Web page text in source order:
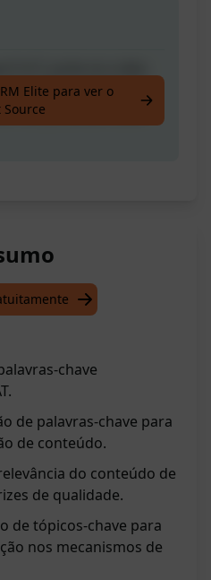
artigo para você.
de palavras-chave
Elite para ver o
chave
de palavras-chave para
de conteúdo.
do conteúdo de
de qualidade.
de tópicos-chave para
nos mecanismos de